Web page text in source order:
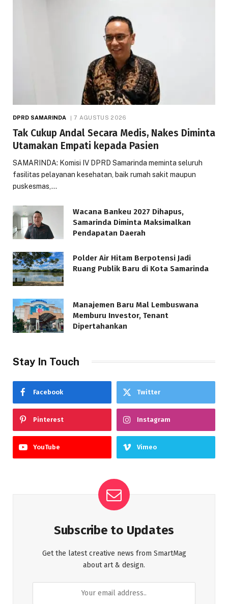
DPRD SAMARINDA 7 AGUSTUS 2026
Tak Cukup Andal Secara Medis, Nakes Diminta
Utamakan Empati kepada Pasien
SAMARINDA: Komisi IV DPRD Samarinda meminta seluruh
fasilitas pelayanan kesehatan, baik rumah sakit maupun
puskesmas,…
Wacana Bankeu 2027 Dihapus,
Samarinda Diminta Maksimalkan
Pendapatan Daerah
Polder Air Hitam Berpotensi Jadi
Ruang Publik Baru di Kota Samarinda
Manajemen Baru Mal Lembuswana
Memburu Investor, Tenant
Dipertahankan
Stay In Touch
Facebook Twitter
Pinterest Instagram
YouTube Vimeo
Subscribe to Updates
Get the latest creative news from SmartMag
about art & design.